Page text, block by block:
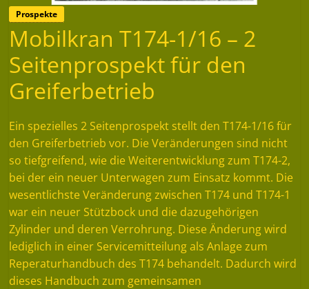
Prospekte
Mobilkran T174-1/16 – 2
Seitenprospekt für den
Greiferbetrieb
Ein spezielles 2 Seitenprospekt stellt den T174-1/16 für
den Greiferbetrieb vor. Die Veränderungen sind nicht
so tiefgreifend, wie die Weiterentwicklung zum T174-2,
bei der ein neuer Unterwagen zum Einsatz kommt. Die
wesentlichste Veränderung zwischen T174 und T174-1
war ein neuer Stützbock und die dazugehörigen
Zylinder und deren Verrohrung. Diese Änderung wird
lediglich in einer Servicemitteilung als Anlage zum
Reperaturhandbuch des T174 behandelt. Dadurch wird
dieses Handbuch zum gemeinsamen